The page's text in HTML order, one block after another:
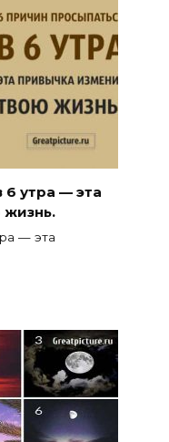
6 утра — эта
жизнь.
— эта